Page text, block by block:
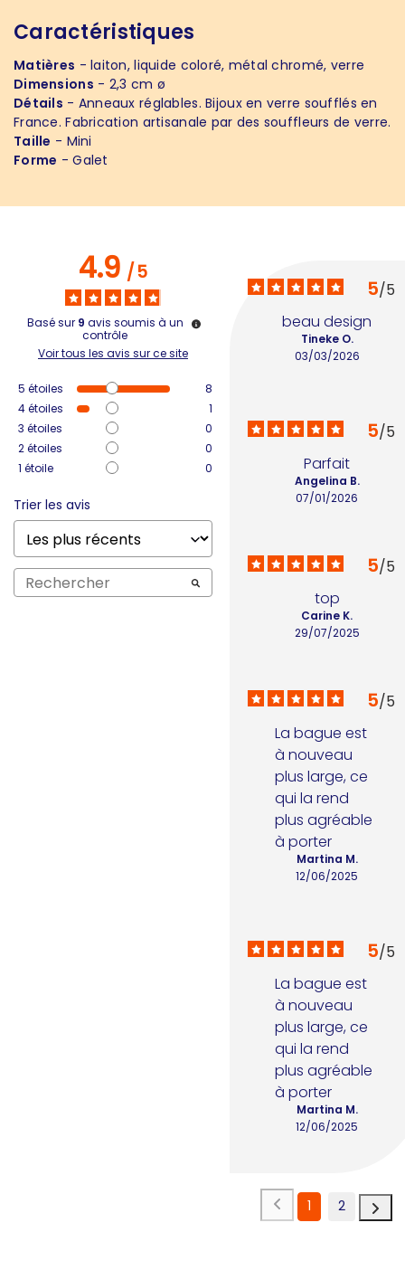
Caractéristiques
Matières - laiton, liquide coloré, métal chromé, verre
Dimensions - 2,3 cm ø
Détails - Anneaux réglables. Bijoux en verre soufflés en
France. Fabrication artisanale par des souffleurs de verre.
Taille - Mini
Forme - Galet
4.9/5
Basé sur 9 avis soumis à un
contrôle
Voir tous les avis sur ce site
5 étoiles
8
4étoiles
1
3 étoiles
0
2étoiles
0
1 étoile 0
Trier les avis
5/5
beau design
03/03/2026
Tineke O.
5/5
Parfait
07/01/2026
Angelina B.
5/5
top
29/07/2025
Carine K.
5/5
La bague est
à nouveau
plus large, ce
qui la rend
plus agréable
à porter
12/06/2025
Martina M.
5/5
La bague est
à nouveau
plus large, ce
qui la rend
plus agréable
à porter
12/06/2025
Martina M.
1 2